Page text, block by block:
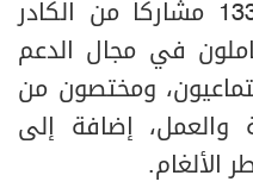
تستهدف هذه الدورات 133 مشاركاً من الكادر
في مجال الدعم
ومختصون من
والعمل، إضافة إلى
الألغام.